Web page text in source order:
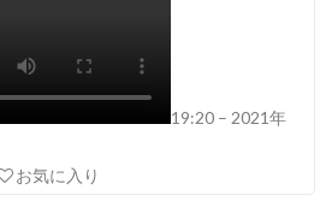
19:20 – 2021年
お気に入り